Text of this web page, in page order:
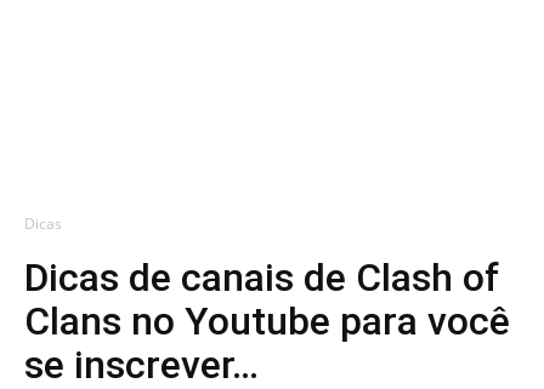
Dicas
Dicas de canais de Clash of
Clans no Youtube para você
se inscrever…